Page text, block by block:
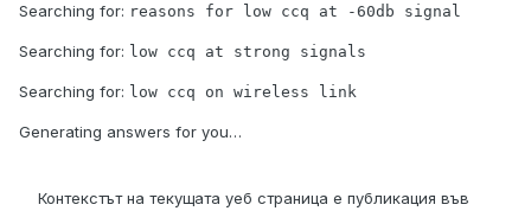
Searching for: reasons for low ccq at -60db signal
Searching for: low ccq at strong signals
Searching for: low ccq on wireless link
Generating answers for you…
Контекстът на текущата уеб страница е публикация във